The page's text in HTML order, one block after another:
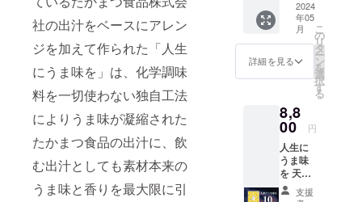
社の出汁をベースにアレン
ジを加えて作られた「人生
にうま味を」は、化学調味
料を一切使わない独自工法
によりうま味が凝縮された
たかまつ食品の出汁に、飲
む出汁としても素材本来の
うま味と香りを最大限に引
ださい
賞味期
限：製
造より
1ヶ月
ターン
とパッ
ケージ
等のデ
ザイン
が異な
る場合
称：人
生にう
ま味を
天然ク
ラフト
30g（1
0g×3
パッ
ク） 保
存方
法：直
射日
「PINE
CONE
」のド
リンク
チケッ
ト10回
分セッ
す。 石
川県近
郊にお
住まい
の方に
お勧め
です。
2024
年05
月
詳細を見る
こ
の
リ
タ
ー
ン
を
選
択
す
る
8,8
00 円
人生に
うま味
を 天然
クラフ
ト出汁
支援